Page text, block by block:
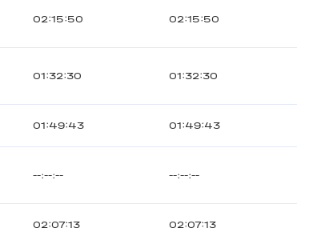
02:15:50 02:15:50
01:32:30 01:32:30
01:49:43 01:49:43
--:--:-- --:--:--
02:07:13 02:07:13